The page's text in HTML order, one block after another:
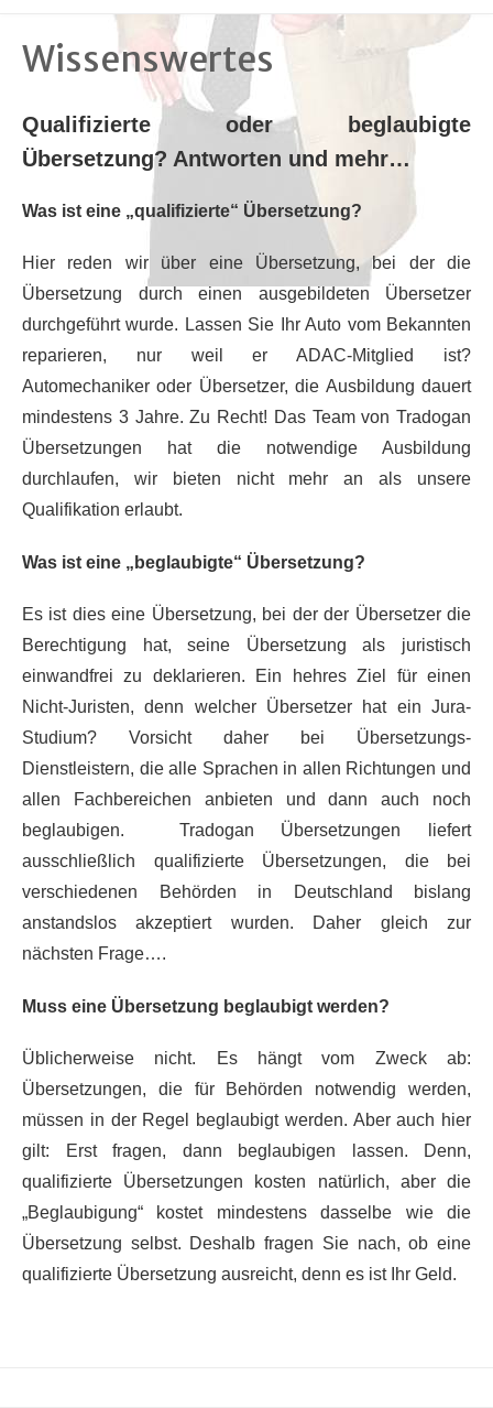
Wissenswertes
Qualifizierte oder beglaubigte
Übersetzung? Antworten und mehr…
Was ist eine „qualifizierte“ Übersetzung?
Hier reden wir über eine Übersetzung, bei der die
Übersetzung durch einen ausgebildeten Übersetzer
durchgeführt wurde. Lassen Sie Ihr Auto vom Bekannten
reparieren, nur weil er ADAC-Mitglied ist?
Automechaniker oder Übersetzer, die Ausbildung dauert
mindestens 3 Jahre. Zu Recht! Das Team von Tradogan
Übersetzungen hat die notwendige Ausbildung
durchlaufen, wir bieten nicht mehr an als unsere
Qualifikation erlaubt.
Was ist eine „beglaubigte“ Übersetzung?
Es ist dies eine Übersetzung, bei der der Übersetzer die
Berechtigung hat, seine Übersetzung als juristisch
einwandfrei zu deklarieren. Ein hehres Ziel für einen
Nicht-Juristen, denn welcher Übersetzer hat ein Jura-
Studium? Vorsicht daher bei Übersetzungs-
Dienstleistern, die alle Sprachen in allen Richtungen und
allen Fachbereichen anbieten und dann auch noch
beglaubigen. Tradogan Übersetzungen liefert
ausschließlich qualifizierte Übersetzungen, die bei
verschiedenen Behörden in Deutschland bislang
anstandslos akzeptiert wurden. Daher gleich zur
nächsten Frage….
Muss eine Übersetzung beglaubigt werden?
Üblicherweise nicht. Es hängt vom Zweck ab:
Übersetzungen, die für Behörden notwendig werden,
müssen in der Regel beglaubigt werden. Aber auch hier
gilt: Erst fragen, dann beglaubigen lassen. Denn,
qualifizierte Übersetzungen kosten natürlich, aber die
„Beglaubigung“ kostet mindestens dasselbe wie die
Übersetzung selbst. Deshalb fragen Sie nach, ob eine
qualifizierte Übersetzung ausreicht, denn es ist Ihr Geld.